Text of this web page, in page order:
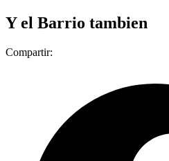
Y el Barrio tambien
Compartir: